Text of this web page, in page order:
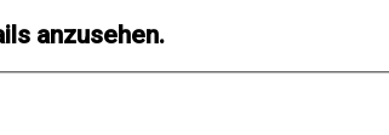
anzusehen.